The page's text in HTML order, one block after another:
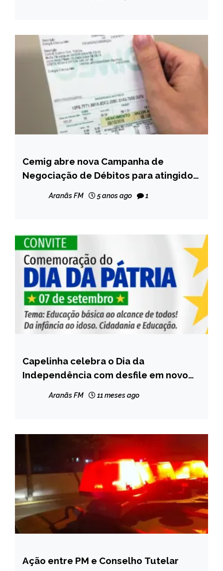
MINAS
GERAIS
NOTÍCIAS
Cemig abre nova Campanha de
Negociação de Débitos para atingidos
por chuvas em MG
Aranãs FM 5 anos ago 1
CAPELINHA
Capelinha celebra o Dia da
Independência com desfile em novo
Aranãs FM 11 meses ago
MINAS
Ação entre PM e Conselho Tutelar